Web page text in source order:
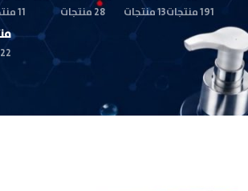
191 منتجات 13 منتجات 28 منتجات 11 منتجات
222
الرئيسية